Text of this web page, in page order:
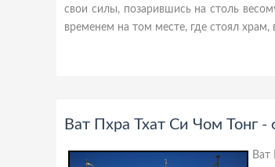
свои силы, позарившись на столь
временем на том месте, где стоял
Ват Пхра Тхат Си Чом Тонг
Ват